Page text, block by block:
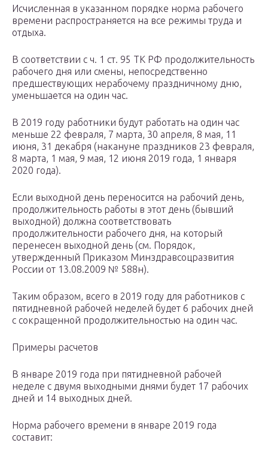
Исчисленная в указанном порядке норма рабочего
времени распространяется на все режимы труда и
отдыха.
В соответствии с ч. 1 ст. 95 ТК РФ продолжительность
рабочего дня или смены, непосредственно
предшествующих нерабочему праздничному дню,
уменьшается на один час.
В 2019 году работники будут работать на один час
меньше 22 февраля, 7 марта, 30 апреля, 8 мая, 11
июня, 31 декабря (накануне праздников 23 февраля,
8 марта, 1 мая, 9 мая, 12 июня 2019 года, 1 января
2020 года).
Если выходной день переносится на рабочий день,
продолжительность работы в этот день (бывший
выходной) должна соответствовать
продолжительности рабочего дня, на который
перенесен выходной день (см. Порядок,
утвержденный Приказом Минздравсоцразвития
России от 13.08.2009 № 588н).
Таким образом, всего в 2019 году для работников с
пятидневной рабочей неделей будет 6 рабочих дней
с сокращенной продолжительностью на один час.
Примеры расчетов
В январе 2019 года при пятидневной рабочей
неделе с двумя выходными днями будет 17 рабочих
дней и 14 выходных дней.
Норма рабочего времени в январе 2019 года
составит: